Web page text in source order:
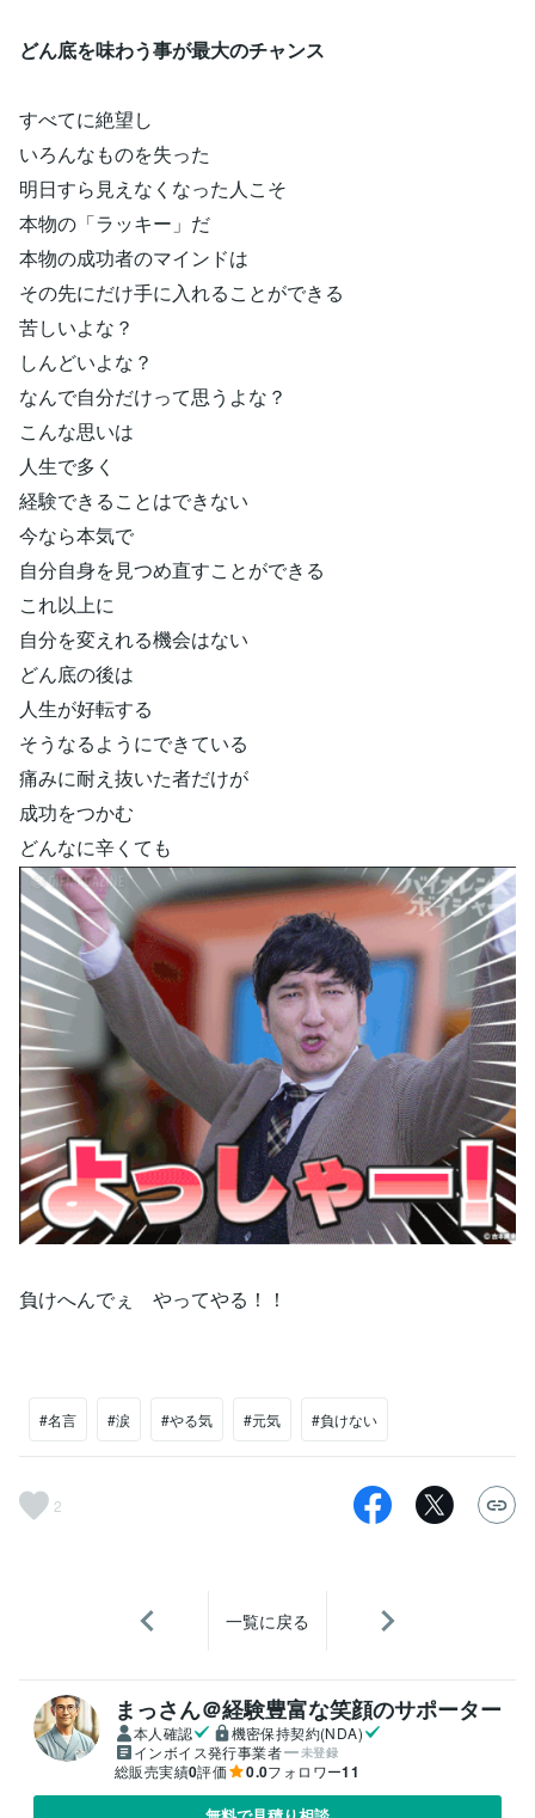
どん底を味わう事が最大のチャンス
すべてに絶望し
いろんなものを失った
明日すら見えなくなった人こそ
本物の「ラッキー」だ
本物の成功者のマインドは
その先にだけ手に入れることができる
苦しいよな？
しんどいよな？
なんで自分だけって思うよな？
こんな思いは
人生で多く
経験できることはできない
今なら本気で
自分自身を見つめ直すことができる
これ以上に
自分を変えれる機会はない
どん底の後は
人生が好転する
そうなるようにできている
痛みに耐え抜いた者だけが
成功をつかむ
どんなに辛くても
負けへんでぇ やってやる！！
#名言 #涙 #やる気 #元気 #負けない
2
一覧に戻る
まっさん＠経験豊富な笑顔のサポーター
本人確認
機密保持契約(NDA)
インボイス発行事業者
未登録
総販売実績0評価 0.0フォロワー11